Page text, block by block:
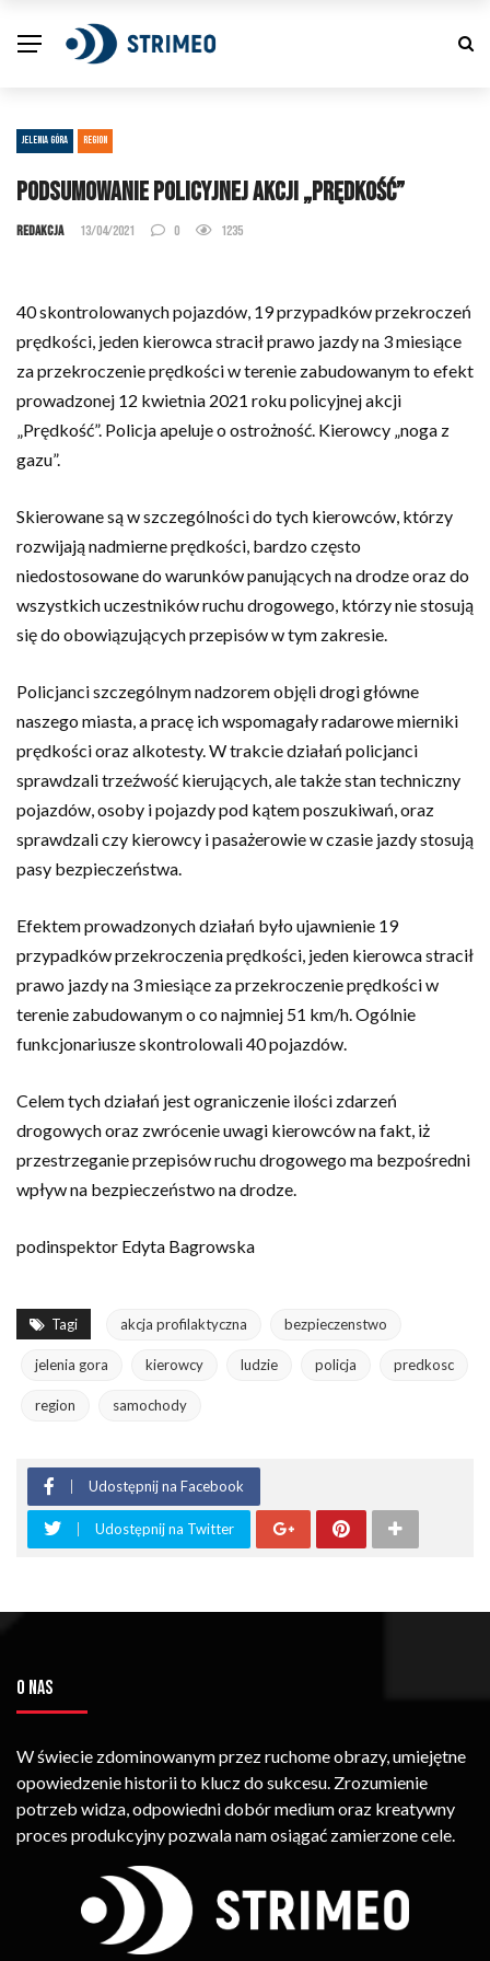
JELENIA GÓRA REGION
Podsumowanie policyjnej akcji „Prędkość”
Redakcja 13/04/2021 0 1235
40 skontrolowanych pojazdów, 19 przypadków przekroczeń
prędkości, jeden kierowca stracił prawo jazdy na 3 miesiące
za przekroczenie prędkości w terenie zabudowanym to efekt
prowadzonej 12 kwietnia 2021 roku policyjnej akcji
„Prędkość”. Policja apeluje o ostrożność. Kierowcy „noga z
gazu”.
Skierowane są w szczególności do tych kierowców, którzy
rozwijają nadmierne prędkości, bardzo często
niedostosowane do warunków panujących na drodze oraz do
wszystkich uczestników ruchu drogowego, którzy nie stosują
się do obowiązujących przepisów w tym zakresie.
Policjanci szczególnym nadzorem objęli drogi główne
naszego miasta, a pracę ich wspomagały radarowe mierniki
prędkości oraz alkotesty. W trakcie działań policjanci
sprawdzali trzeźwość kierujących, ale także stan techniczny
pojazdów, osoby i pojazdy pod kątem poszukiwań, oraz
sprawdzali czy kierowcy i pasażerowie w czasie jazdy stosują
pasy bezpieczeństwa.
Efektem prowadzonych działań było ujawnienie 19
przypadków przekroczenia prędkości, jeden kierowca stracił
prawo jazdy na 3 miesiące za przekroczenie prędkości w
terenie zabudowanym o co najmniej 51 km/h. Ogólnie
funkcjonariusze skontrolowali 40 pojazdów.
Celem tych działań jest ograniczenie ilości zdarzeń
drogowych oraz zwrócenie uwagi kierowców na fakt, iż
przestrzeganie przepisów ruchu drogowego ma bezpośredni
wpływ na bezpieczeństwo na drodze.
podinspektor Edyta Bagrowska
Tagi akcja profilaktyczna bezpieczenstwo
jelenia gora kierowcy ludzie policja predkosc
region samochody
Udostępnij na Facebook
Udostępnij na Twitter
O NAS
W świecie zdominowanym przez ruchome obrazy, umiejętne
opowiedzenie historii to klucz do sukcesu. Zrozumienie
potrzeb widza, odpowiedni dobór medium oraz kreatywny
proces produkcyjny pozwala nam osiągać zamierzone cele.